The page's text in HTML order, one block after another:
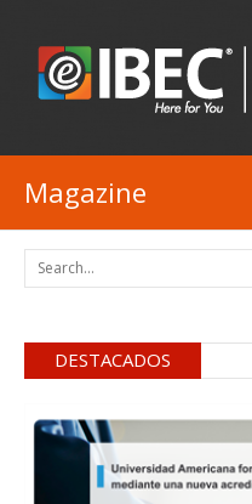
Magazine
DESTACADOS